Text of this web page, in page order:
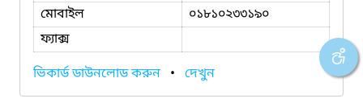
মোবাইল
০১৮১০২৩৩১৯০
ফ্যাক্স
ভিকার্ড ডাউনলোড করুন • দেখুন